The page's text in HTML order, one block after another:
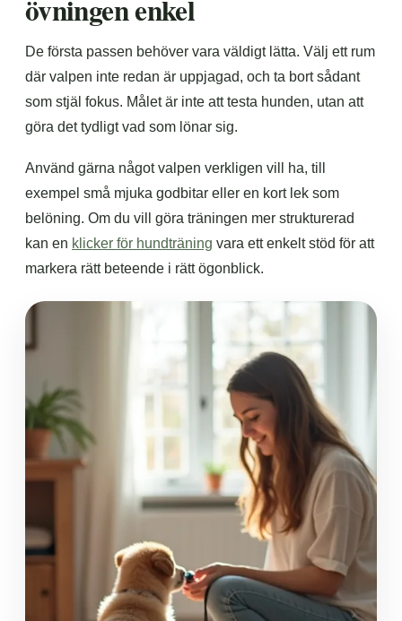
övningen enkel
De första passen behöver vara väldigt lätta. Välj ett rum
där valpen inte redan är uppjagad, och ta bort sådant
som stjäl fokus. Målet är inte att testa hunden, utan att
göra det tydligt vad som lönar sig.
Använd gärna något valpen verkligen vill ha, till
exempel små mjuka godbitar eller en kort lek som
belöning. Om du vill göra träningen mer strukturerad
kan en klicker för hundträning vara ett enkelt stöd för att
markera rätt beteende i rätt ögonblick.